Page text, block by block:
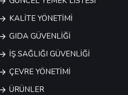
KALİTE YÖNETİMİ
GIDA GÜVENLİĞİ
İŞ SAĞLIĞI GÜVENLİĞİ
ÇEVRE YÖNETİMİ
ÜRÜNLER